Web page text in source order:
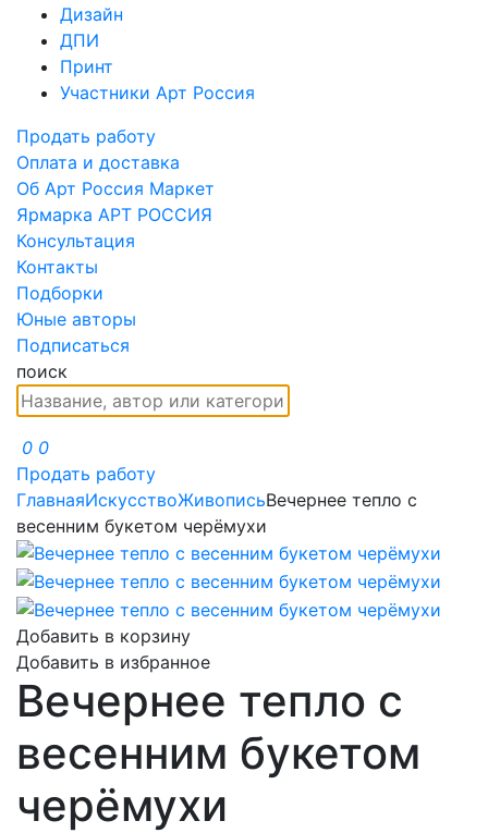
Дизайн
ДПИ
Принт
Участники Арт Россия
Продать работу
Оплата и доставка
Об Арт Россия Маркет
Ярмарка АРТ РОССИЯ
Консультация
Контакты
Подборки
Юные авторы
Подписаться
поиск
0 0
Продать работу
ГлавнаяИскусствоЖивописьВечернее тепло с
весенним букетом черёмухи
Добавить в корзину
Добавить в избранное
Вечернее тепло с
весенним букетом
черёмухи